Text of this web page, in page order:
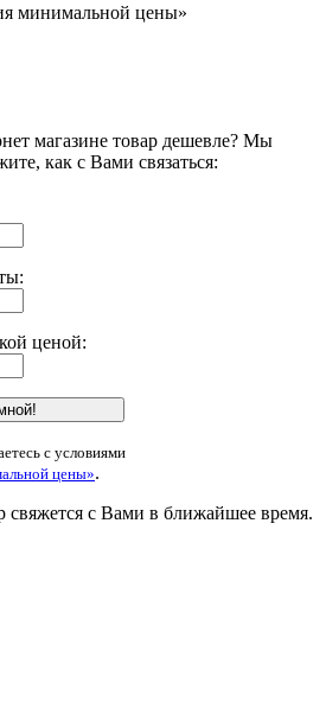
минимальной цены»
магазине товар дешевле? Мы
как с Вами связаться:
ценой:
с условиями
цены».
с Вами в ближайшее время.